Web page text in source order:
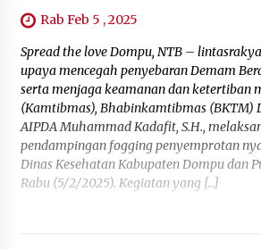
Rab Feb 5 , 2025
Spread the love Dompu, NTB –
upaya mencegah penyebaran Demam
serta menjaga keamanan dan ketertiban
(Kamtibmas), Bhabinkamtibmas (BKTM)
AIPDA Muhammad Kadafit, S.H.,
pendampingan fogging penyemprotan
Dinas Kesehatan Kabupaten Dompu dan
Rabu (5/2/2025). Kegiatan yang […]